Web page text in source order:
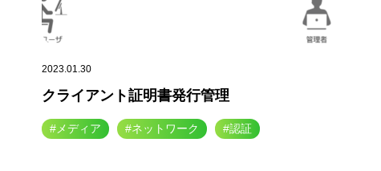
2023.01.30
クライアント証明書発行管理
#メディア #ネットワーク #認証